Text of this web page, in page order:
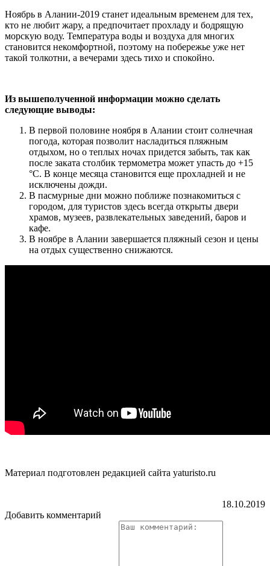
Ноябрь в Алании-2019 станет идеальным временем для тех,
кто не любит жару, а предпочитает прохладу и бодрящую
морскую воду. Температура воды и воздуха для многих
становится некомфортной, поэтому на побережье уже нет
такой толкотни, а вечерами здесь тихо и спокойно.
Из вышеполученной информации можно сделать
следующие выводы:
В первой половине ноября в Алании стоит солнечная
погода, которая позволит насладиться пляжным
отдыхом, но о теплых ночах придется забыть, так как
после заката столбик термометра может упасть до +15
°С. В конце месяца становится еще прохладней и не
исключены дожди.
В пасмурные дни можно поближе познакомиться с
городом, для туристов здесь всегда открыты двери
храмов, музеев, развлекательных заведений, баров и
кафе.
В ноябре в Алании завершается пляжный сезон и цены
на отдых существенно снижаются.
Материал подготовлен редакцией сайта yaturisto.ru
18.10.2019
Добавить комментарий